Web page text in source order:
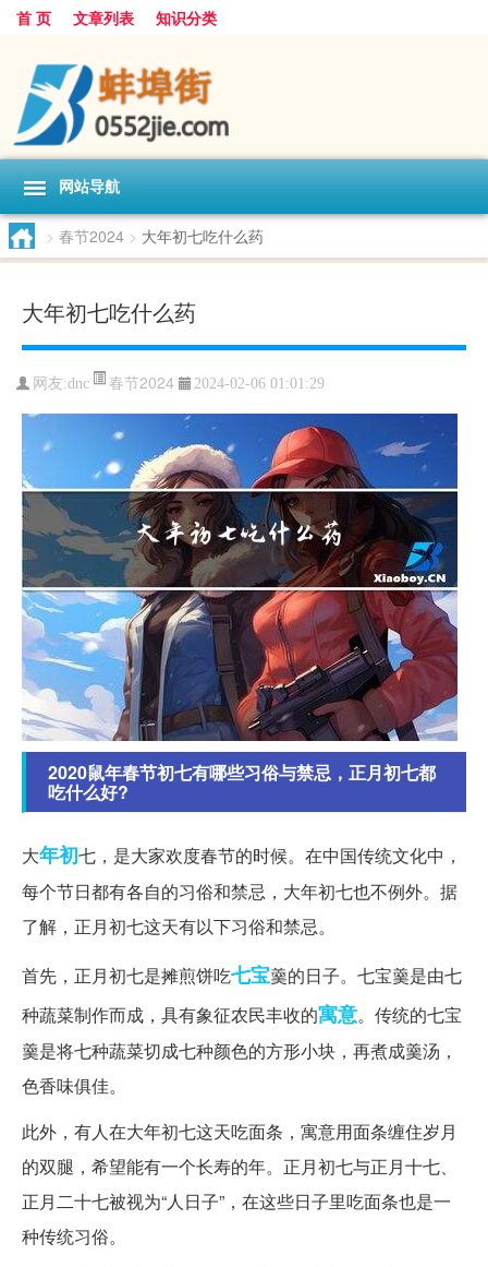
首 页 文章列表 知识分类
网站导航
> 春节2024 > 大年初七吃什么药
大年初七吃什么药
网友:dnc 春节2024 2024-02-06 01:01:29
2020鼠年春节初七有哪些习俗与禁忌，正月初七都
吃什么好?
大年初七，是大家欢度春节的时候。在中国传统文化中，
每个节日都有各自的习俗和禁忌，大年初七也不例外。据
了解，正月初七这天有以下习俗和禁忌。
首先，正月初七是摊煎饼吃七宝羹的日子。七宝羹是由七
种蔬菜制作而成，具有象征农民丰收的寓意。传统的七宝
羹是将七种蔬菜切成七种颜色的方形小块，再煮成羹汤，
色香味俱佳。
此外，有人在大年初七这天吃面条，寓意用面条缠住岁月
的双腿，希望能有一个长寿的年。正月初七与正月十七、
正月二十七被视为“人日子”，在这些日子里吃面条也是一
种传统习俗。